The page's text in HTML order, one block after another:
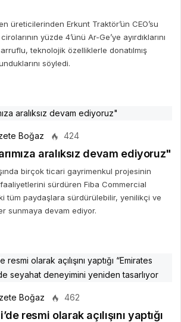
üreticilerinden Erkunt Traktör’ün CEO’su
yüzde 4’ünü Ar-Ge’ye ayırdıklarını
teknolojik özelliklerle donatılmış
söyledi.
Boğaz 424
aralıksız devam ediyoruz"
birçok ticari gayrimenkul projesinin
sürdüren Fiba Commercial
tüm paydaşlara sürdürülebilir, yenilikçi ve
sunmaya devam ediyor.
Boğaz 462
resmi olarak açılışını yaptığı